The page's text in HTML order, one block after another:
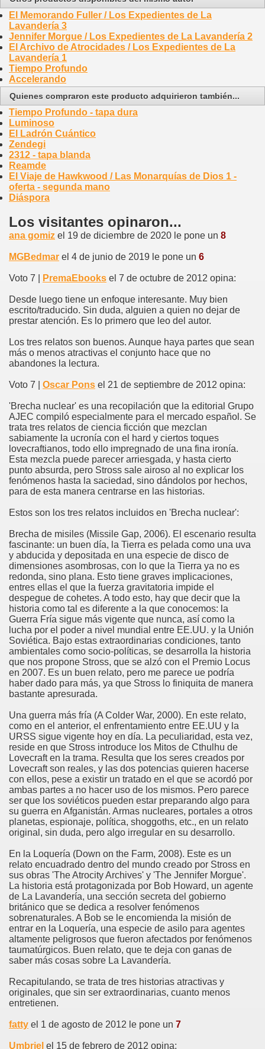
El Memorando Fuller / Los Expedientes de La
Lavandería 3
Jennifer Morgue / Los Expedientes de La Lavandería 2
El Archivo de Atrocidades / Los Expedientes de La
Lavandería 1
Tiempo Profundo
Accelerando
Quienes compraron este producto adquirieron también...
Tiempo Profundo - tapa dura
Luminoso
El Ladrón Cuántico
Zendegi
2312 - tapa blanda
Reamde
El Viaje de Hawkwood / Las Monarquías de Dios 1 -
oferta - segunda mano
Diáspora
Los visitantes opinaron...
ana gomiz el 19 de diciembre de 2020 le pone un 8
MGBedmar el 4 de junio de 2019 le pone un 6
Voto 7 | PremaEbooks el 7 de octubre de 2012 opina:
Desde luego tiene un enfoque interesante. Muy bien
escrito/traducido. Sin duda, alguien a quien no dejar de
prestar atención. Es lo primero que leo del autor.
Los tres relatos son buenos. Aunque haya partes que sean
más o menos atractivas el conjunto hace que no
abandones la lectura.
Voto 7 | Oscar Pons el 21 de septiembre de 2012 opina:
'Brecha nuclear' es una recopilación que la editorial Grupo
AJEC compiló especialmente para el mercado español. Se
trata tres relatos de ciencia ficción que mezclan
sabiamente la ucronía con el hard y ciertos toques
lovecraftianos, todo ello impregnado de una fina ironía.
Esta mezcla puede parecer arriesgada, y hasta cierto
punto absurda, pero Stross sale airoso al no explicar los
fenómenos hasta la saciedad, sino dándolos por hechos,
para de esta manera centrarse en las historias.
Estos son los tres relatos incluidos en 'Brecha nuclear':
Brecha de misiles (Missile Gap, 2006). El escenario resulta
fascinante: un buen día, la Tierra es pelada como una uva
y abducida y depositada en una especie de disco de
dimensiones asombrosas, con lo que la Tierra ya no es
redonda, sino plana. Esto tiene graves implicaciones,
entres ellas el que la fuerza gravitatoria impide el
despegue de cohetes. A todo esto, hay que decir que la
historia como tal es diferente a la que conocemos: la
Guerra Fría sigue más vigente que nunca, así como la
lucha por el poder a nivel mundial entre EE.UU. y la Unión
Soviética. Bajo estas extraordinarias condiciones, tanto
ambientales como socio-políticas, se desarrolla la historia
que nos propone Stross, que se alzó con el Premio Locus
en 2007. Es un buen relato, pero me parece ue podría
haber dado para más, ya que Stross lo finiquita de manera
bastante apresurada.
Una guerra más fría (A Colder War, 2000). En este relato,
como en el anterior, el enfrentamiento entre EE.UU y la
URSS sigue vigente hoy en día. La peculiaridad, esta vez,
reside en que Stross introduce los Mitos de Cthulhu de
Lovecraft en la trama. Resulta que los seres creados por
Lovecraft son reales, y las dos potencias quieren hacerse
con ellos, pese a existir un tratado en el que se acordó por
ambas partes a no hacer uso de los mismos. Pero parece
ser que los soviéticos pueden estar preparando algo para
su guerra en Afganistán. Armas nucleares, portales a otros
planetas, espionaje, política, shoggoths, etc., en un relato
original, sin duda, pero algo irregular en su desarrollo.
En la Loquería (Down on the Farm, 2008). Este es un
relato encuadrado dentro del mundo creado por Stross en
sus obras 'The Atrocity Archives' y 'The Jennifer Morgue'.
La historia está protagonizada por Bob Howard, un agente
de La Lavandería, una sección secreta del gobierno
británico que se dedica a resolver fenómenos
sobrenaturales. A Bob se le encomienda la misión de
entrar en la Loquería, una especie de asilo para agentes
altamente peligrosos que fueron afectados por fenómenos
taumatúrgicos. Buen relato, que te deja con ganas de
saber más cosas sobre La Lavandería.
Recapitulando, se trata de tres historias atractivas y
originales, que sin ser extraordinarias, cuanto menos
entretienen.
fatty el 1 de agosto de 2012 le pone un 7
Umbriel el 15 de febrero de 2012 opina: